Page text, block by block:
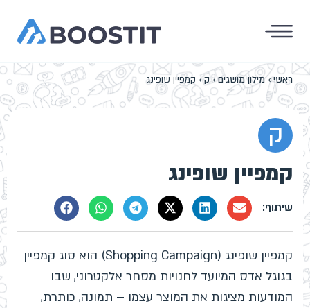
ראשי›מילון מושגים›ק› קמפיין שופינג
ק
קמפיין שופינג
קמפיין שופינג (Shopping Campaign) הוא סוג קמפיין
בגוגל אדס המיועד לחנויות מסחר אלקטרוני, שבו
המודעות מציגות את המוצר עצמו – תמונה, כותרת,